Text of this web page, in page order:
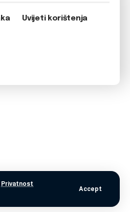
Privatnost
Accept
Uvijeti korištenja